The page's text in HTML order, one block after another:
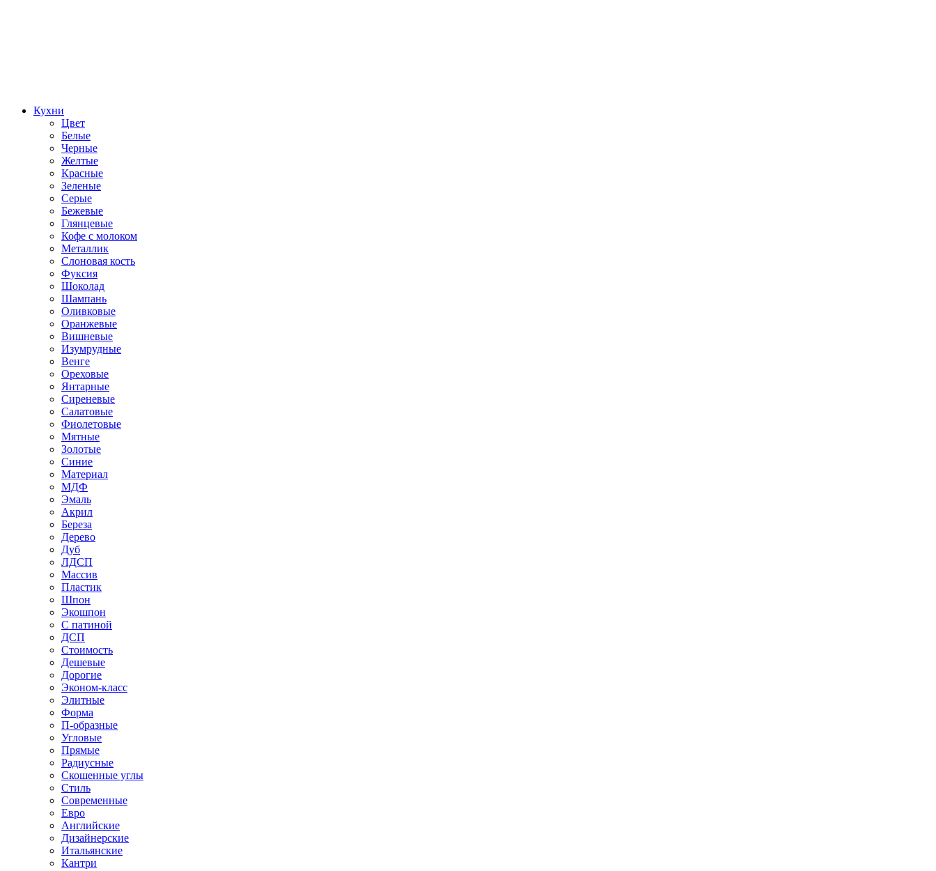
Кухни
Цвет
Белые
Черные
Желтые
Красные
Зеленые
Серые
Бежевые
Глянцевые
Кофе с молоком
Металлик
Слоновая кость
Фуксия
Шоколад
Шампань
Оливковые
Оранжевые
Вишневые
Изумрудные
Венге
Ореховые
Янтарные
Сиреневые
Салатовые
Фиолетовые
Мятные
Золотые
Синие
Материал
МДФ
Эмаль
Акрил
Береза
Дерево
Дуб
ЛДСП
Массив
Пластик
Шпон
Экошпон
С патиной
ДСП
Стоимость
Дешевые
Дорогие
Эконом-класс
Элитные
Форма
П-образные
Угловые
Прямые
Радиусные
Скошенные углы
Стиль
Современные
Евро
Английские
Дизайнерские
Итальянские
Кантри